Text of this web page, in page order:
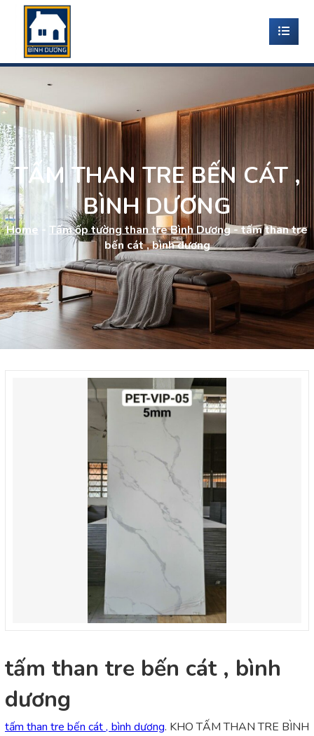
TẤM THAN TRE BẾN CÁT ,
BÌNH DƯƠNG
Home - Tấm ốp tường than tre Bình Dương-tấm than tre
bến cát , bình dương
tấm than tre bến cát , bình
dương
tấm than tre bến cát , bình dương. KHO TẤM THAN TRE BÌNH